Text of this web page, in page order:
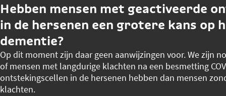
Hebben mensen met geactiveerde
in de hersenen een grotere kans op
dementie?
Op dit moment zijn daar geen aanwijzingen voor. We zijn
of mensen met langdurige klachten na een besmetting
ontstekingscellen in de hersenen hebben dan mensen
klachten.